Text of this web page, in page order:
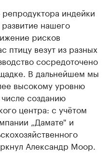
индейки
нашего
рисков
птицу везут из разных
сосредоточено
В дальнейшем мы
высокому уровню
созданию
центра: с учётом
„Дамате" и
Александр Моор.